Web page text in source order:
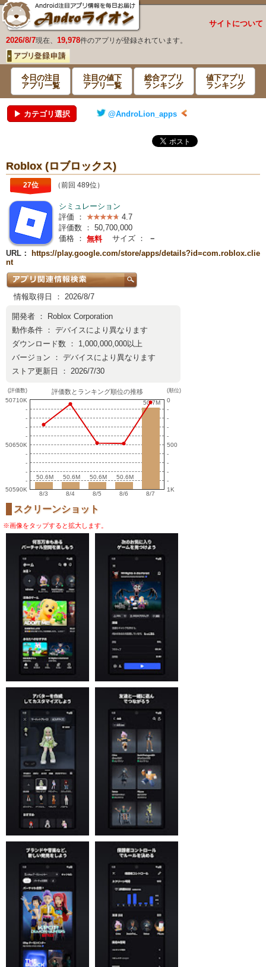
サイトについて
2026/8/7現在、 19,978件のアプリが登録されています。
今日の注目
アプリ一覧
注目の値下
アプリ一覧
総合アプリ
ランキング
値下アプリ
ランキング
▶ カテゴリ選択 @AndroLion_apps
Roblox (ロブロックス)
27位 （前回 489位）
シミュレーション
評価 ：
4.7
評価数 ： 50,700,000
価格 ： 無料 サイズ ：
－
URL：
https://play.google.com/store/apps/details?id=com.roblox.clie
nt
情報取得日 ： 2026/8/7
開発者 ：
Roblox Corporation
動作条件 ： デバイスにより異なります
ダウンロード数 ： 1,000,000,000以上
バージョン ： デバイスにより異なります
ストア更新日 ： 2026/7/30
(評価数)
50710K
-
-
-
-
50650K
-
-
-
-
50590K
評価数とランキング順位の推移
50.6M
50.6M 50.6M
50.6M 50.6M
50.6M 50.6M
50.6M
50.7M
50.7M
8/3 8/4 8/5 8/6 8/7
(順位)
0
-
-
-
-
500
-
-
-
-
1K
スクリーンショット
※画像をタップすると拡大します。